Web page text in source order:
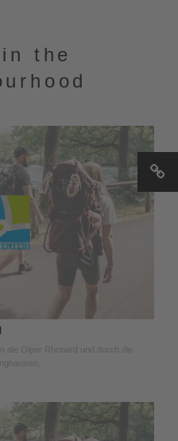
the
die Olper Rhonard und durch die